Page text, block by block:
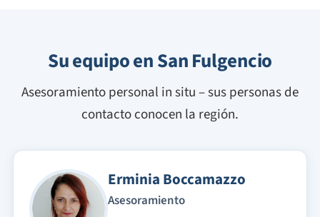
Su equipo en San Fulgencio
Asesoramiento personal in situ – sus personas de
contacto conocen la región.
Erminia Boccamazzo
Asesoramiento